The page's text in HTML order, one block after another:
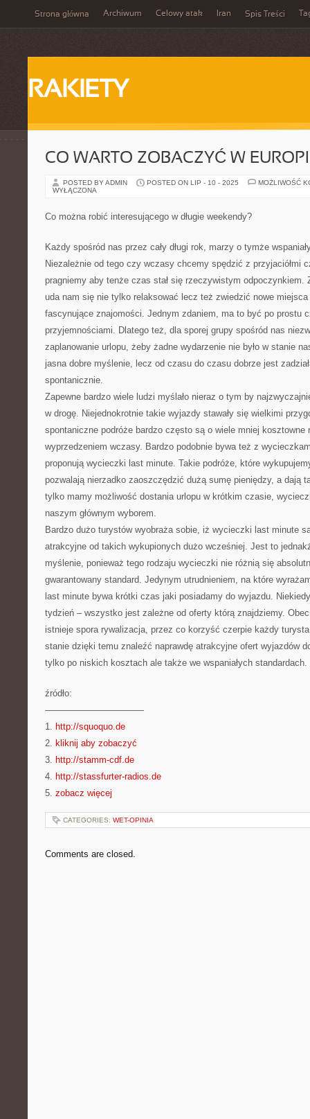
Strona główna Archiwum Celowy atak Iran Spis Treści
RAKIETY
CO WARTO ZOBACZYĆ W
POSTED BY ADMIN POSTED ON LIP - 10 - 2025
MOŻLIWOŚĆ
WYŁĄCZONA
Co można robić interesującego w długie weekendy?
Każdy spośród nas przez cały długi rok, marzy o tymże
Niezależnie od tego czy wczasy chcemy spędzić z przyjaciółmi
pragniemy aby tenże czas stał się rzeczywistym odpoczynkiem.
uda nam się nie tylko relaksować lecz też zwiedzić nowe
fascynujące znajomości. Jednym zdaniem, ma to być po prostu
przyjemnościami. Dlatego też, dla sporej grupy spośród nas
zaplanowanie urlopu, żeby żadne wydarzenie nie było w stanie
jasna dobre myślenie, lecz od czasu do czasu dobrze jest
spontanicznie.
Zapewne bardzo wiele ludzi myślało nieraz o tym by
w drogę. Niejednokrotnie takie wyjazdy stawały się wielkimi
spontaniczne podróże bardzo często są o wiele mniej kosztowne
wyprzedzeniem wczasy. Bardzo podobnie bywa też z
proponują wycieczki last minute. Takie podróże, które
pozwalają nierzadko zaoszczędzić dużą sumę pieniędzy, a dają
tylko mamy możliwość dostania urlopu w krótkim czasie,
naszym głównym wyborem.
Bardzo dużo turystów wyobraża sobie, iż wycieczki last minute
atrakcyjne od takich wykupionych dużo wcześniej. Jest to
myślenie, ponieważ tego rodzaju wycieczki nie różnią się
gwarantowany standard. Jedynym utrudnieniem, na które
last minute bywa krótki czas jaki posiadamy do wyjazdu.
tydzień – wszystko jest zależne od oferty którą znajdziemy.
istnieje spora rywalizacja, przez co korzyść czerpie każdy
stanie dzięki temu znaleźć naprawdę atrakcyjne ofert wyjazdów
tylko po niskich kosztach ale także we wspaniałych standardach.
źródło:
———————————
1. http://squoquo.de
2. kliknij aby zobaczyć
3. http://stamm-cdf.de
4. http://stassfurter-radios.de
5. zobacz więcej
CATEGORIES: WET-OPINIA
Comments are closed.